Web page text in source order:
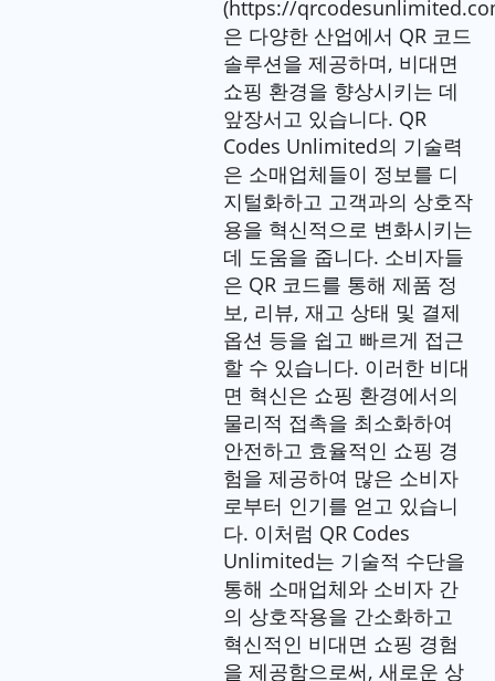
(https://
은 다양한 산업에서 QR 코드
솔루션을 제공하며, 비대면
쇼핑 환경을 향상시키는 데
앞장서고 있습니다. QR
Codes Unlimited의 기술력
은 소매업체들이 정보를 디
지털화하고 고객과의 상호작
용을 혁신적으로 변화시키는
데 도움을 줍니다. 소비자들
은 QR 코드를 통해 제품 정
보, 리뷰, 재고 상태 및 결제
옵션 등을 쉽고 빠르게 접근
할 수 있습니다. 이러한 비대
면 혁신은 쇼핑 환경에서의
물리적 접촉을 최소화하여
안전하고 효율적인 쇼핑 경
험을 제공하여 많은 소비자
로부터 인기를 얻고 있습니
다. 이처럼 QR Codes
Unlimited는 기술적 수단을
통해 소매업체와 소비자 간
의 상호작용을 간소화하고
혁신적인 비대면 쇼핑 경험
을 제공함으로써, 새로운 상